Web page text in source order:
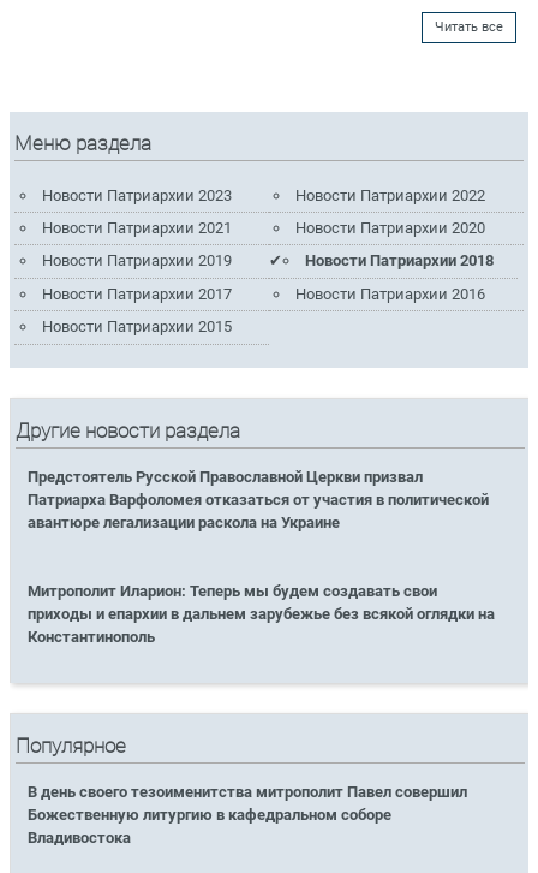
Читать все
Меню раздела
Новости Патриархии 2023
Новости Патриархии 2022
Новости Патриархии 2021
Новости Патриархии 2020
Новости Патриархии 2019
Новости Патриархии 2018
Новости Патриархии 2017
Новости Патриархии 2016
Новости Патриархии 2015
Другие новости раздела
Предстоятель Русской Православной Церкви призвал
Патриарха Варфоломея отказаться от участия в политической
авантюре легализации раскола на Украине
Митрополит Иларион: Теперь мы будем создавать свои
приходы и епархии в дальнем зарубежье без всякой оглядки на
Константинополь
Популярное
В день своего тезоименитства митрополит Павел совершил
Божественную литургию в кафедральном соборе
Владивостока